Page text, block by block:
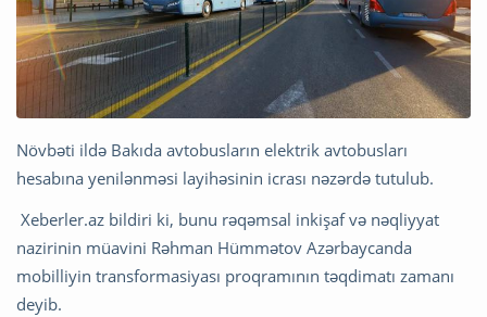
Növbəti ildə Bakıda avtobusların elektrik avtobusları
hesabına yenilənməsi layihəsinin icrası nəzərdə tutulub.
Xeberler.az bildiri ki, bunu rəqəmsal inkişaf və nəqliyyat
nazirinin müavini Rəhman Hümmətov Azərbaycanda
mobilliyin transformasiyası proqramının təqdimatı zamanı
deyib.